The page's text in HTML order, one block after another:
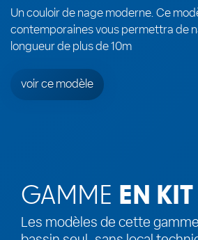
Un couloir de nage moderne. Ce
contemporaines vous permettra de
longueur de plus de 10m
voir ce modèle
GAMME EN KIT
Les modèles de cette